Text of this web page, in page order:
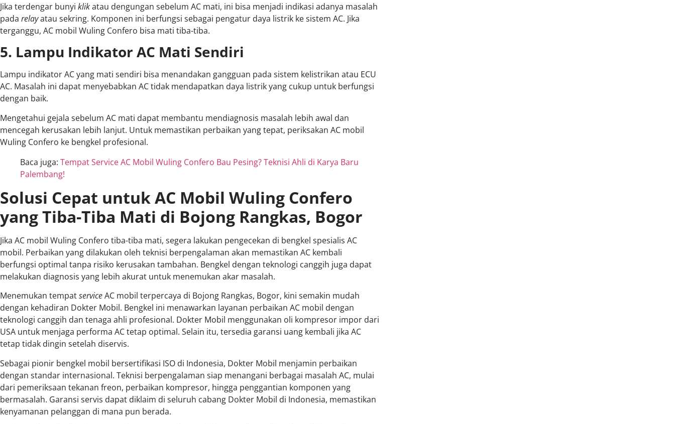
Jika terdengar bunyi klikatau dengungan sebelum AC mati, ini bisa menjadi indikasi adanya masalah
pada relayatau sekring. Komponen ini berfungsi sebagai pengatur daya listrik ke sistem AC. Jika
terganggu, AC mobil Wuling Confero bisa mati tiba-tiba.
5. Lampu Indikator AC Mati Sendiri
Lampu indikator AC yang mati sendiri bisa menandakan gangguan pada sistem kelistrikan atau ECU
AC. Masalah ini dapat menyebabkan AC tidak mendapatkan daya listrik yang cukup untuk berfungsi
dengan baik.
Mengetahui gejala sebelum AC mati dapat membantu mendiagnosis masalah lebih awal dan
mencegah kerusakan lebih lanjut. Untuk memastikan perbaikan yang tepat, periksakan AC mobil
Wuling Confero ke bengkel profesional.
Baca juga: Tempat Service AC Mobil Wuling Confero Bau Pesing? Teknisi Ahli di Karya Baru
Palembang!
Solusi Cepat untuk AC Mobil Wuling Confero
yang Tiba-Tiba Mati di Bojong Rangkas, Bogor
Jika AC mobil Wuling Confero tiba-tiba mati, segera lakukan pengecekan di bengkel spesialis AC
mobil. Perbaikan yang dilakukan oleh teknisi berpengalaman akan memastikan AC kembali
berfungsi optimal tanpa risiko kerusakan tambahan. Bengkel dengan teknologi canggih juga dapat
melakukan diagnosis yang lebih akurat untuk menemukan akar masalah.
Menemukan tempatserviceAC mobil terpercaya di Bojong Rangkas, Bogor, kini semakin mudah
dengan kehadiran Dokter Mobil. Bengkel ini menawarkan layanan perbaikan AC mobil dengan
teknologi canggih dan tenaga ahli profesional. Dokter Mobil menggunakan oli kompresor impor dari
USA untuk menjaga performa AC tetap optimal. Selain itu, tersedia garansi uang kembali jika AC
tetap tidak dingin setelah diservis.
Sebagai pionir bengkel mobil bersertifikasi ISO di Indonesia, Dokter Mobil menjamin perbaikan
dengan standar internasional. Teknisi berpengalaman siap menangani berbagai masalah AC, mulai
dari pemeriksaan tekanan freon, perbaikan kompresor, hingga penggantian komponen yang
bermasalah. Garansi servis dapat diklaim di seluruh cabang Dokter Mobil di Indonesia, memastikan
kenyamanan pelanggan di mana pun berada.